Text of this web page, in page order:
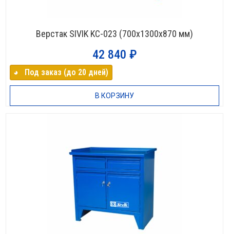
Верстак SIVIK KC-023 (700х1300х870 мм)
42 840 ₽
◕⠀Под заказ (до 20 дней)
В КОРЗИНУ